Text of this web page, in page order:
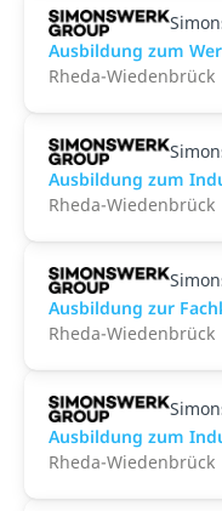
Ausbildung zum
Rheda-Wiedenbrück
Ausbildung zum
Rheda-Wiedenbrück
Ausbildung zur
Rheda-Wiedenbrück
Ausbildung zum
Rheda-Wiedenbrück